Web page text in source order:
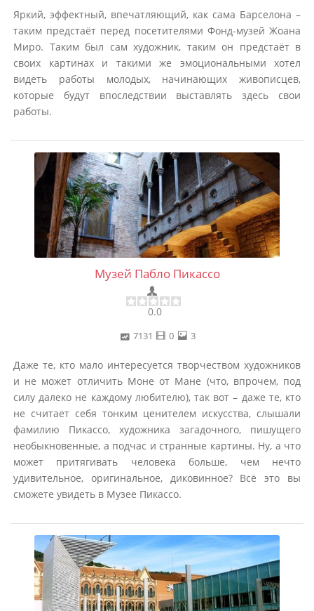
Яркий, эффектный, впечатляющий, как сама Барселона –
таким предстаёт перед посетителями Фонд-музей Жоана
Миро. Таким был сам художник, таким он предстаёт в
своих картинах и такими же эмоциональными хотел
видеть работы молодых, начинающих живописцев,
которые будут впоследствии выставлять здесь свои
работы.
Музей Пабло Пикассо
0.0
7131 0 3
Даже те, кто мало интересуется творчеством художников
и не может отличить Моне от Мане (что, впрочем, под
силу далеко не каждому любителю), так вот – даже те, кто
не считает себя тонким ценителем искусства, слышали
фамилию Пикассо, художника загадочного, пишущего
необыкновенные, а подчас и странные картины. Ну, а что
может притягивать человека больше, чем нечто
удивительное, оригинальное, диковинное? Всё это вы
сможете увидеть в Музее Пикассо.